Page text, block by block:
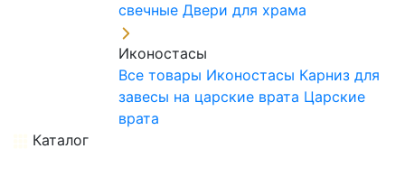
свечные Двери для храма
Иконостасы
Все товары Иконостасы Карниз для
завесы на царские врата Царские
врата
Каталог